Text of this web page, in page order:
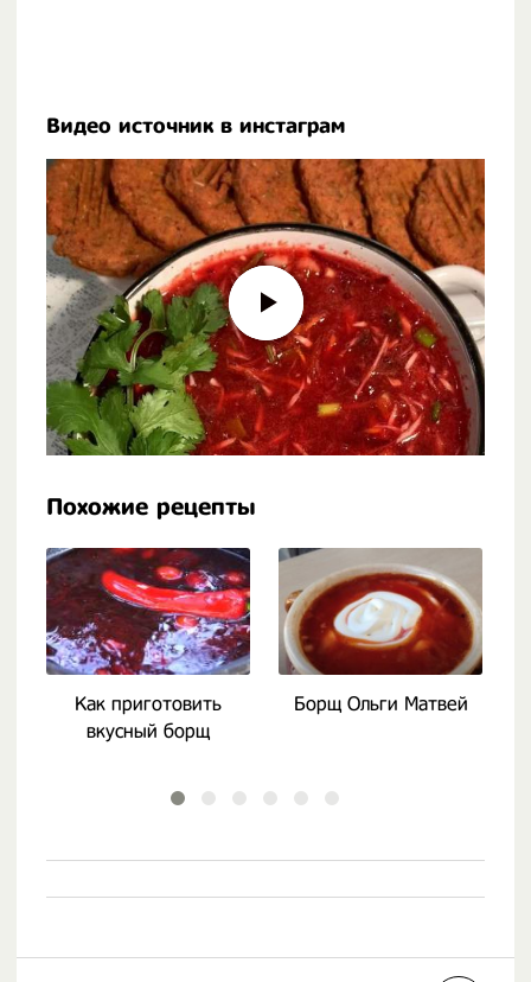
Видео источник в инстаграм
Похожие рецепты
Как приготовить
вкусный борщ
Борщ Ольги Матвей